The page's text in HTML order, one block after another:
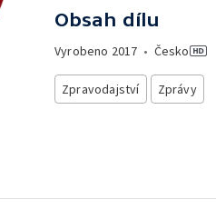
Obsah dílu
Vyrobeno 2017 • Česko
Zpravodajství Zprávy